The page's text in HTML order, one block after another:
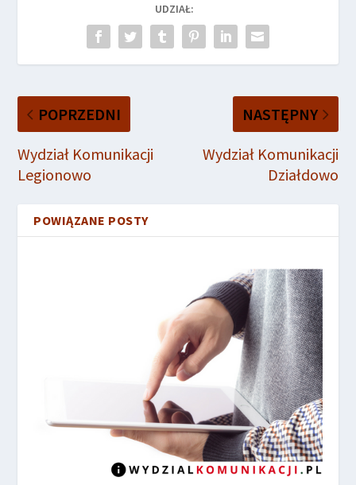
UDZIAŁ:
POPRZEDNI
Wydział Komunikacji
Legionowo
NASTĘPNY
Wydział Komunikacji
Działdowo
POWIĄZANE POSTY